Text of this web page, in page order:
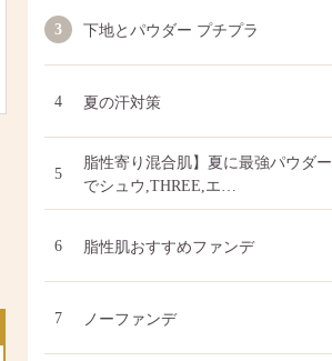
3 下地とパウダー プチプラ
4 夏の汗対策
5
脂性寄り混合肌】夏に最強パウダー
でシュウ,THREE,エ…
6 脂性肌おすすめファンデ
7 ノーファンデ